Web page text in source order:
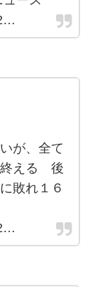
が、全て
終える 後
敗れ１６